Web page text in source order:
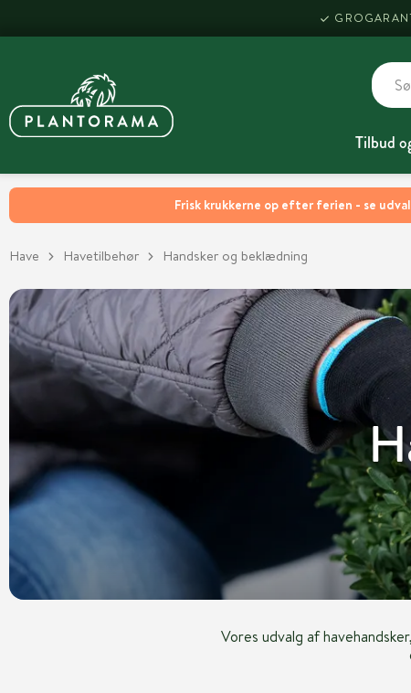
Frisk krukkerne op efter ferien - se
Tilbud
Have Havetilbehør Handsker og beklædning
Vores udvalg af